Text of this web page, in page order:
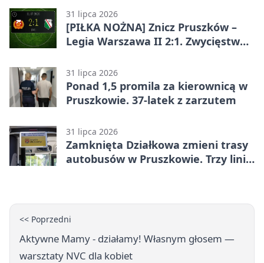
31 lipca 2026
[PIŁKA NOŻNA] Znicz Pruszków –
Legia Warszawa II 2:1. Zwycięstwo
minucie
31 lipca 2026
Ponad 1,5 promila za kierownicą w
Pruszkowie. 37-latek z zarzutem
31 lipca 2026
Zamknięta Działkowa zmieni trasy
autobusów w Pruszkowie. Trzy linie
<< Poprzedni
Aktywne Mamy - działamy! Własnym głosem —
warsztaty NVC dla kobiet